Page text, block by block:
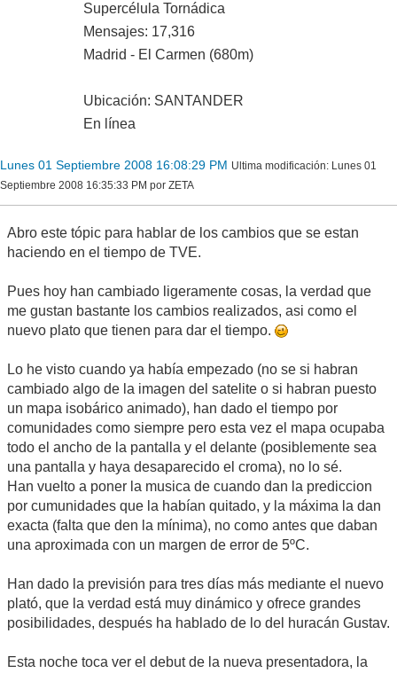
Supercélula Tornádica
Mensajes: 17,316
Madrid - El Carmen (680m)
Ubicación: SANTANDER
En línea
Lunes 01 Septiembre 2008 16:08:29 PM Ultima modificación: Lunes 01
Septiembre 2008 16:35:33 PM por ZETA
Abro este tópic para hablar de los cambios que se estan
haciendo en el tiempo de TVE.
Pues hoy han cambiado ligeramente cosas, la verdad que
me gustan bastante los cambios realizados, asi como el
nuevo plato que tienen para dar el tiempo.
Lo he visto cuando ya había empezado (no se si habran
cambiado algo de la imagen del satelite o si habran puesto
un mapa isobárico animado), han dado el tiempo por
comunidades como siempre pero esta vez el mapa ocupaba
todo el ancho de la pantalla y el delante (posiblemente sea
una pantalla y haya desaparecido el croma), no lo sé.
Han vuelto a poner la musica de cuando dan la prediccion
por cumunidades que la habían quitado, y la máxima la dan
exacta (falta que den la mínima), no como antes que daban
una aproximada con un margen de error de 5ºC.
Han dado la previsión para tres días más mediante el nuevo
plató, que la verdad está muy dinámico y ofrece grandes
posibilidades, después ha hablado de lo del huracán Gustav.
Esta noche toca ver el debut de la nueva presentadora, la